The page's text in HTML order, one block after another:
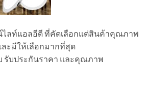
ไลท์แอลอีดี ที่คัดเลือกแต่สินค้าคุณภาพ
ละมีให้เลือกมากที่สุด
รับประกันราคา และคุณภาพ